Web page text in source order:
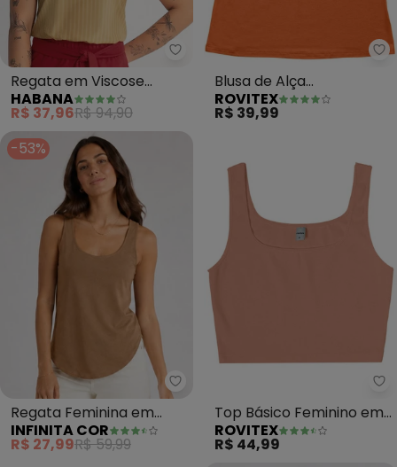
Regata em Viscose
(Caramelo)
HABANA
R$ 37,96R$ 94,90
Blusa de Alça
Viscotorcion Básica
(Marrom)
ROVITEX
R$ 39,99
-53%
Infinita Cor - Regata Feminina
Regata Feminina em
Malha Golf (Marrom)
INFINITA COR
R$ 27,99R$ 59,99
Top Básico Feminino em
Ribana (Marrom)
ROVITEX
R$ 44,99